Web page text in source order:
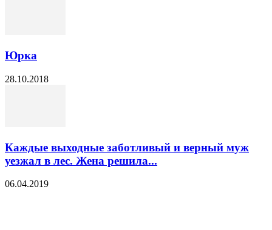
Юрка
28.10.2018
Каждые выходные заботливый и верный муж
уезжал в лес. Жена решила...
06.04.2019